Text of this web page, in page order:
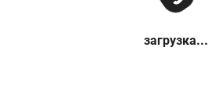
загрузка...